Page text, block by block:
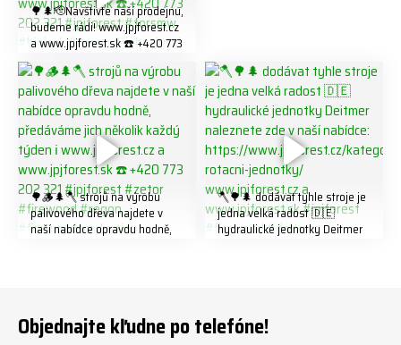
🌳🌲🫡Navštivte naší prodejnu,
budeme rádi! www.jpjforest.cz
a www.jpjforest.sk ☎️ +420 773
#biojack #regon #vahvajussi
🌳🪵🌲🪓 strojů na výrobu
palivového dřeva najdete v
naší nabídce opravdu hodně,
#firewoodproduction
🪓🌳🌲 dodávat tyhle stroje je
jedna velká radost 🇩🇪
hydraulické jednotky Deitmer
#firewood #deitmer
Objednajte kľudne po telefóne!